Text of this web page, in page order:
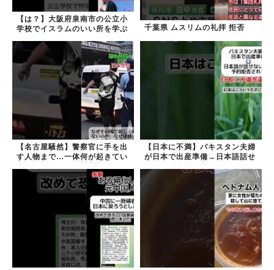
【は？】大阪府泉南市の公立小
学校でイスラムのいい所を学ぶ
千葉県 ムスリムの礼拝 拒否
【名古屋騒然】警察官に手を出
す人物まで…一体何が起きてい
#japan
【日本に不満】パキスタン夫婦
が日本で出産準備→日本語話せ